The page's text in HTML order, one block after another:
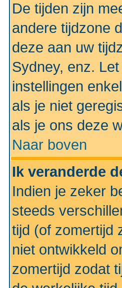
De tijden zijn
andere tijdzone
deze aan uw
Sydney, enz.
instellingen
als je niet
als je ons deze
Naar boven
Ik veranderde
Indien je zeker
steeds
tijd (of zomertijd
niet ontwikkeld
zomertijd zodat